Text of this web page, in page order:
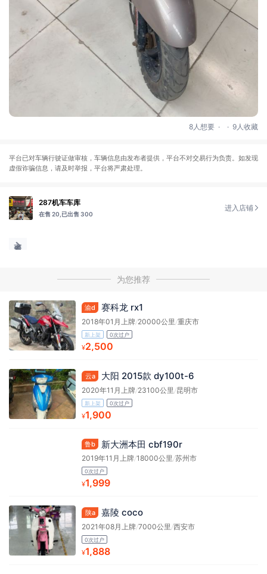
8人想要 . . 9人收藏
平台已对车辆行驶证做审核，车辆信息由发布者提供，平台不对交易行为负责。如发现
虚假诈骗信息，请及时举报，平台将严肃处理。
287机车车库
在售 20, 已出售 300
进入店铺
为您推荐
渝d 赛科龙 rx1
2018年01月上牌/20000公里 /重庆市
新上架 0次过户
¥2,500
云a 大阳 2015款 dy100t-6
2020年11月上牌/23100公里 /昆明市
新上架 0次过户
¥1,900
鲁b 新大洲本田 cbf190r
2019年11月上牌/18000公里/苏州市
0次过户
¥1,999
陕a 嘉陵 coco
2021年08月上牌/7000公里/西安市
0次过户
¥1,888